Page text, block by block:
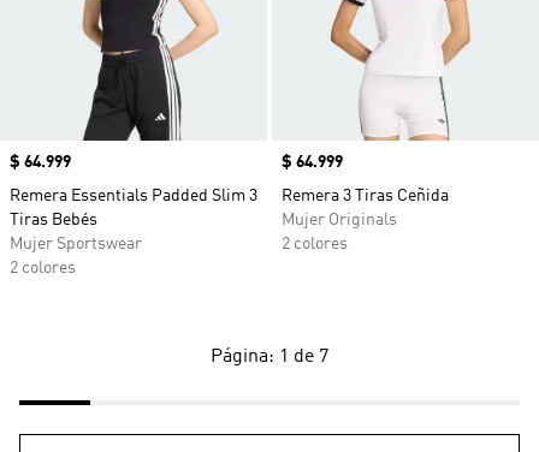
Precio
$ 64.999
Remera Essentials Padded Slim 3
Tiras Bebés
Mujer Sportswear
2 colores
Precio
$ 64.999
Remera 3 Tiras Ceñida
Mujer Originals
2 colores
Página: 1 de 7